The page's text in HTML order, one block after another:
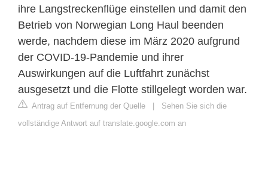
ihre Langstreckenflüge einstellen und damit den
Betrieb von Norwegian Long Haul beenden
werde, nachdem diese im März 2020 aufgrund
der COVID-19-Pandemie und ihrer
Auswirkungen auf die Luftfahrt zunächst
ausgesetzt und die Flotte stillgelegt worden war.
Antrag auf Entfernung der Quelle
Sehen Sie sich die
vollständige Antwort auf translate.google.com an